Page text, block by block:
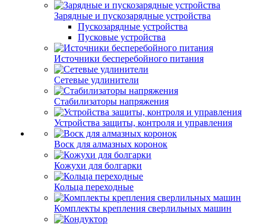
Зарядные и пускозарядные устройства
Пускозарядные устройства
Пусковые устройства
Источники бесперебойного питания
Сетевые удлинители
Стабилизаторы напряжения
Устройства защиты, контроля и управления
Воск для алмазных коронок
Кожухи для болгарки
Кольца переходные
Комплекты крепления сверлильных машин